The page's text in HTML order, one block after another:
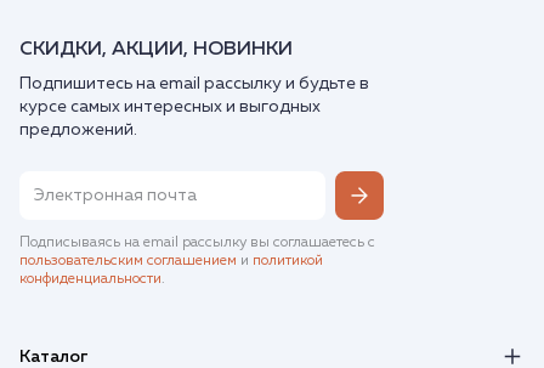
СКИДКИ, АКЦИИ, НОВИНКИ
Подпишитесь на email рассылку и будьте в
курсе самых интересных и выгодных
предложений.
Подписываясь на email рассылку вы соглашаетесь с
пользовательским соглашением и политикой
конфиденциальности.
Каталог